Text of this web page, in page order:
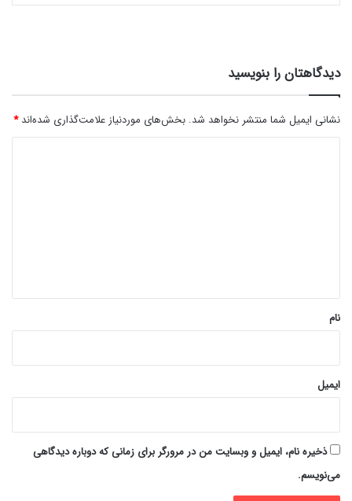
دیدگاهتان را بنویسید
نشانی ایمیل شما منتشر نخواهد شد. بخش‌های موردنیاز علامت‌گذاری شده‌اند*
نام
ایمیل
ذخیره نام، ایمیل و وبسایت من در مرورگر برای زمانی که دوباره دیدگاهی
می‌نویسم.